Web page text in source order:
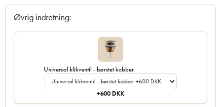
Øvrig indretning:
Universal klikventil - børstet kobber
+600 DKK